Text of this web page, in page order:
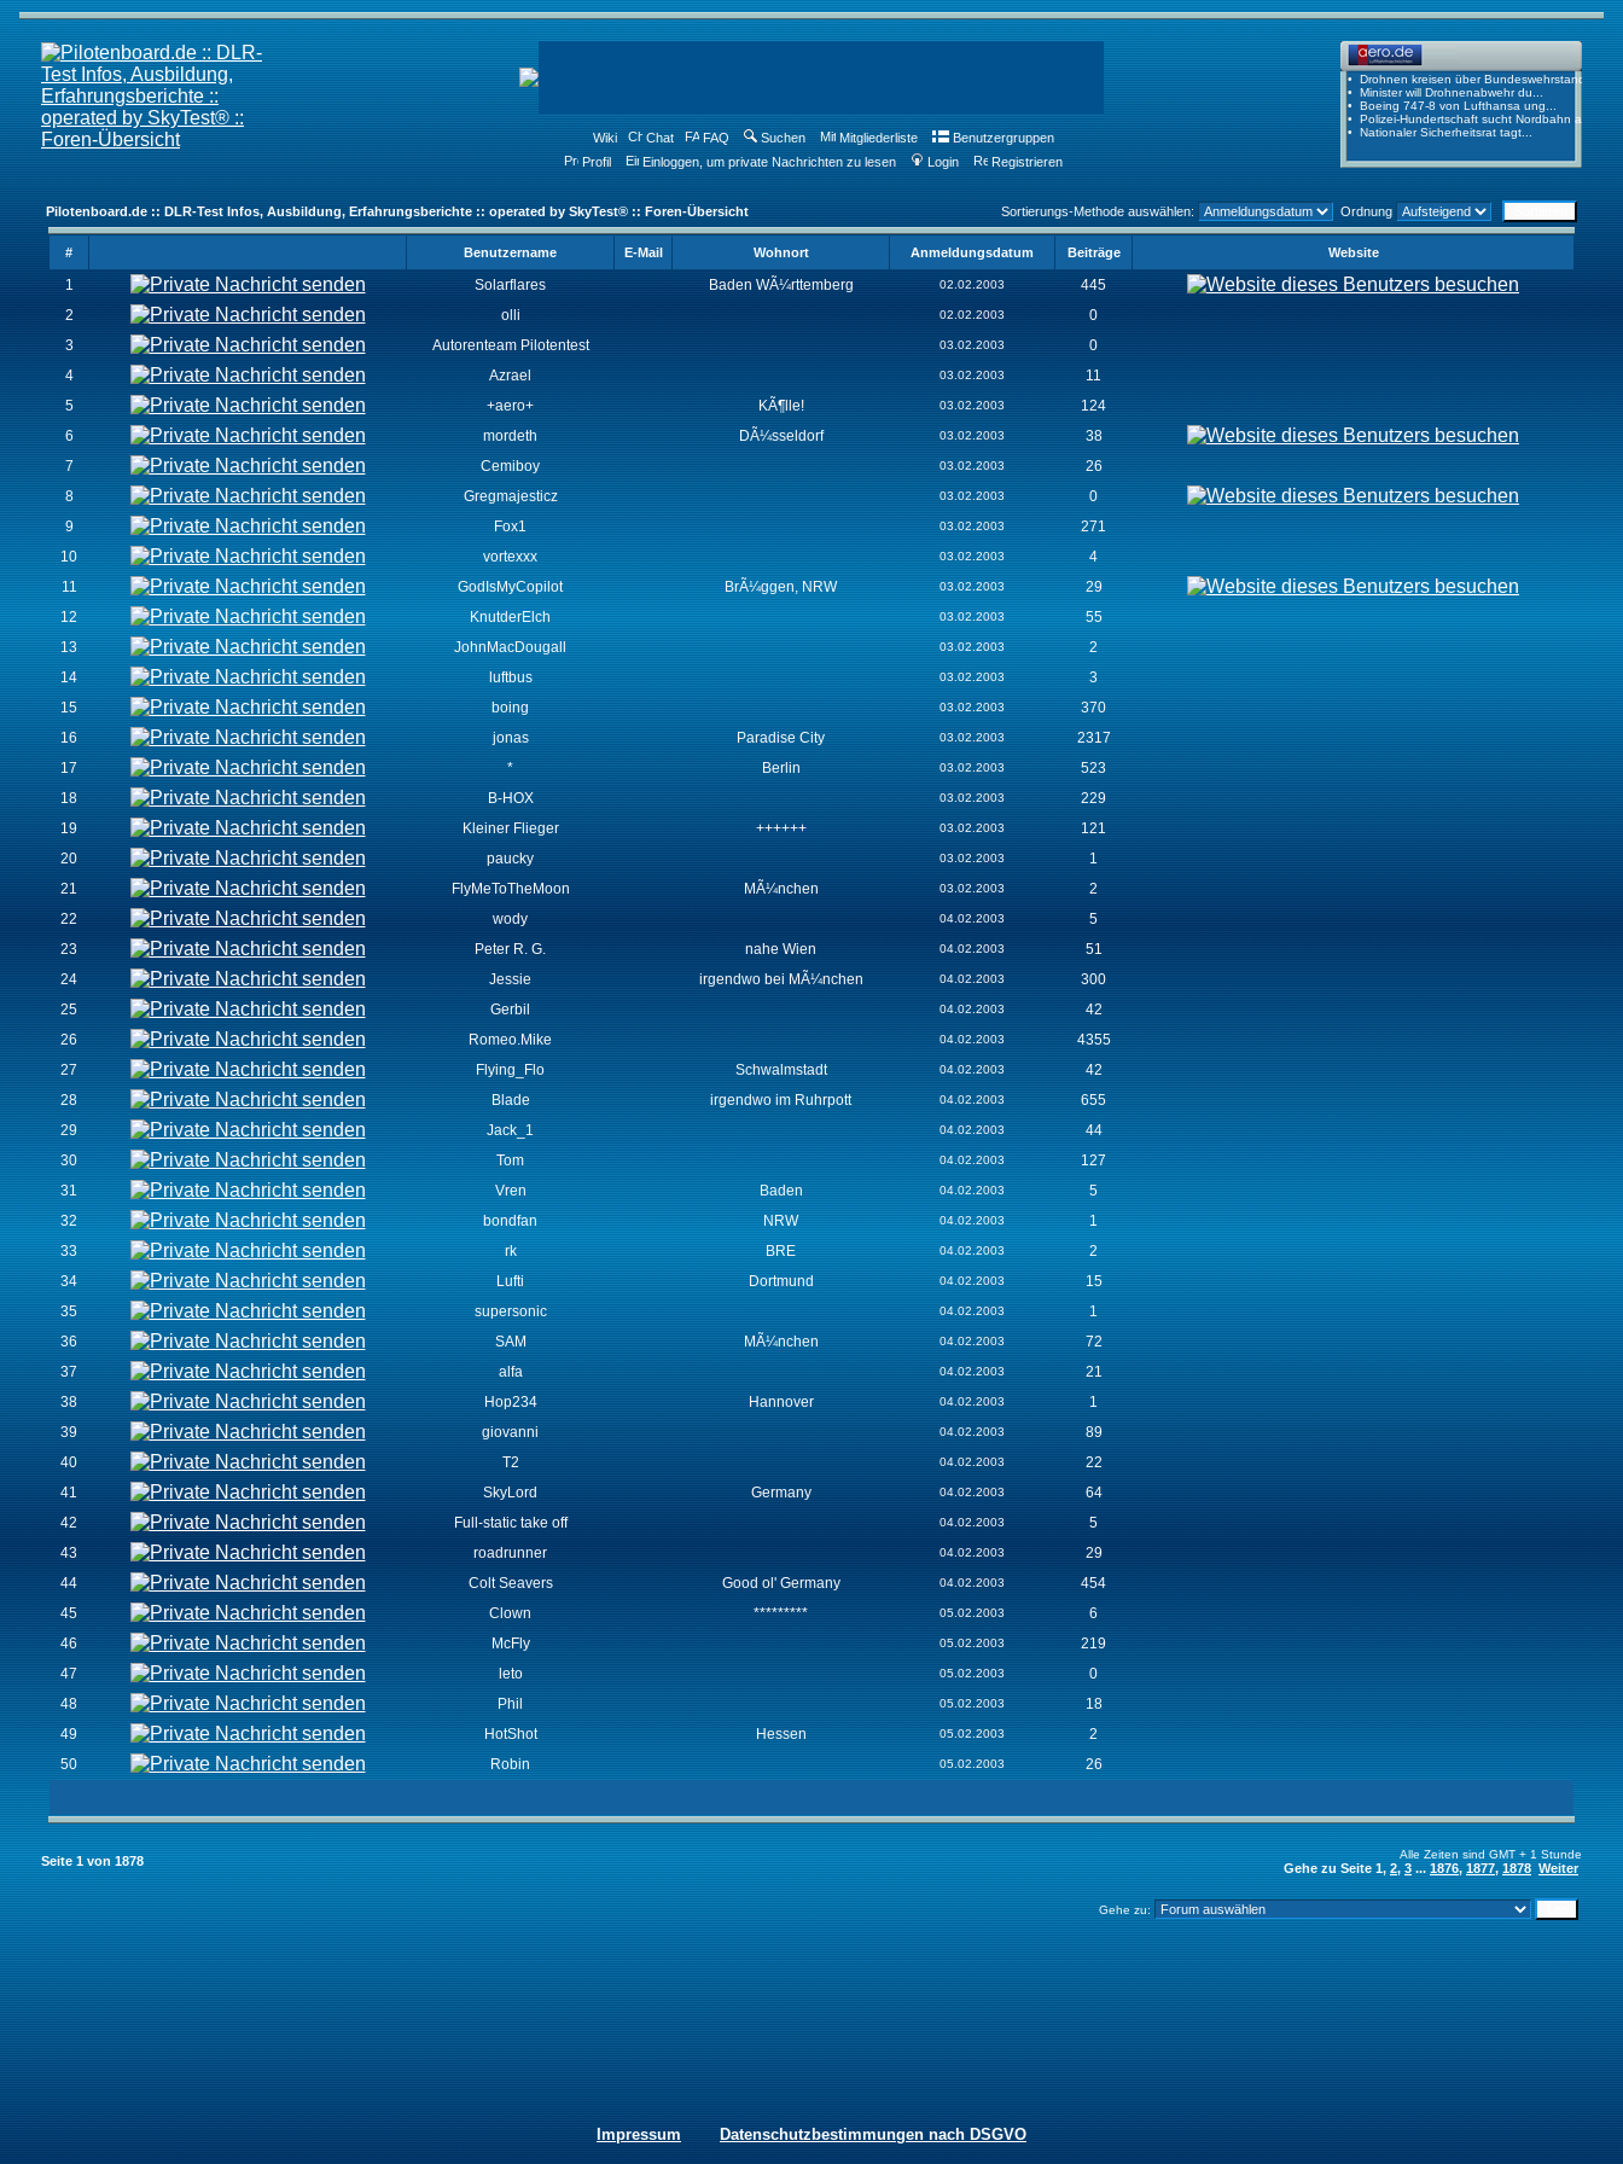
Wiki Chat FAQ Suchen Mitgliederliste
Benutzergruppen
Profil
Einloggen, um private Nachrichten zu lesen Login Registrieren
Pilotenboard.de :: DLR-Test Infos, Ausbildung, Erfahrungsberichte :: operated by SkyTest® :: Foren-Übersicht Sortierungs-Methode auswählen: Ordnung
# Benutzername E-Mail Wohnort Anmeldungsdatum Beiträge Website
1 Solarflares Baden WÃ¼rttemberg 02.02.2003
445
2
olli 02.02.2003
0
3
Autorenteam Pilotentest 03.02.2003
0
4
Azrael 03.02.2003
11
5
+aero+ KÃ¶lle! 03.02.2003
124
6
mordeth DÃ¼sseldorf 03.02.2003
38
7
Cemiboy 03.02.2003
26
8
Gregmajesticz 03.02.2003
0
9
Fox1 03.02.2003
271
10
vortexxx 03.02.2003
4
11
GodIsMyCopilot BrÃ¼ggen, NRW 03.02.2003
29
12
KnutderElch 03.02.2003
55
13
JohnMacDougall 03.02.2003
2
14
luftbus 03.02.2003
3
15
boing 03.02.2003
370
16
jonas Paradise City 03.02.2003
2317
17
* Berlin 03.02.2003
523
18
B-HOX 03.02.2003
229
19
Kleiner Flieger ++++++ 03.02.2003
121
20
paucky 03.02.2003
1
21
FlyMeToTheMoon MÃ¼nchen 03.02.2003
2
22
wody 04.02.2003
5
23
Peter R. G. nahe Wien 04.02.2003
51
24
Jessie irgendwo bei MÃ¼nchen 04.02.2003
300
25
Gerbil 04.02.2003
42
26
Romeo.Mike 04.02.2003
4355
27
Flying_Flo Schwalmstadt 04.02.2003
42
28
Blade irgendwo im Ruhrpott 04.02.2003
655
29
Jack_1 04.02.2003
44
30
Tom 04.02.2003
127
31
Vren Baden 04.02.2003
5
32
bondfan NRW 04.02.2003
1
33
rk BRE 04.02.2003
2
34
Lufti Dortmund 04.02.2003
15
35
supersonic 04.02.2003
1
36
SAM MÃ¼nchen 04.02.2003
72
37
alfa 04.02.2003
21
38
Hop234 Hannover 04.02.2003
1
39
giovanni 04.02.2003
89
40
T2 04.02.2003
22
41
SkyLord Germany 04.02.2003
64
42
Full-static take off 04.02.2003
5
43
roadrunner 04.02.2003
29
44
Colt Seavers Good ol' Germany 04.02.2003
454
45
Clown ********* 05.02.2003
6
46
McFly 05.02.2003
219
47
leto 05.02.2003
0
48
Phil 05.02.2003
18
49
HotShot Hessen 05.02.2003
2
50
Robin 05.02.2003 26
Seite1von1878 Alle Zeiten sind GMT + 1 Stunde
Gehe zu Seite 1, 2, 3 ... 1876, 1877, 1878 Weiter
Gehe zu:
Impressum Datenschutzbestimmungen nach DSGVO